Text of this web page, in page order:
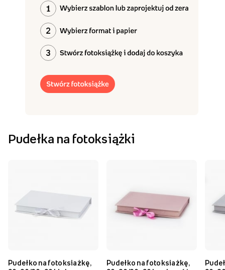
Pudełka na fotoksiążki
Pudełko na fotoksiażkę,
Pudełko na fotoksiażkę,